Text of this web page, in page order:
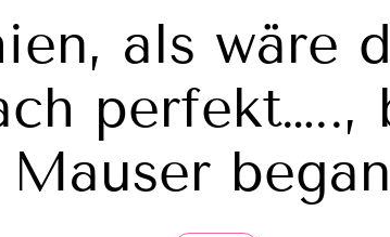
als wäre
perfekt…..,
Mauser